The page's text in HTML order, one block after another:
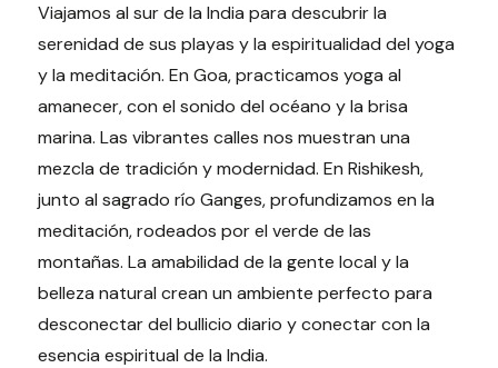
Viajamos al sur de la India para descubrir la
serenidad de sus playas y la espiritualidad del yoga
y la meditación. En Goa, practicamos yoga al
amanecer, con el sonido del océano y la brisa
marina. Las vibrantes calles nos muestran una
mezcla de tradición y modernidad. En Rishikesh,
junto al sagrado río Ganges, profundizamos en la
meditación, rodeados por el verde de las
montañas. La amabilidad de la gente local y la
belleza natural crean un ambiente perfecto para
desconectar del bullicio diario y conectar con la
esencia espiritual de la India.